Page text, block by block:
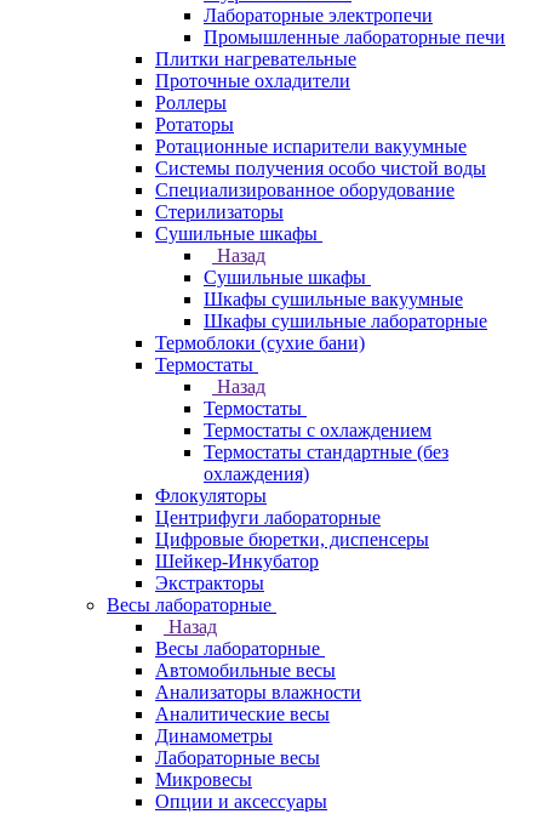
Лабораторные электропечи
Промышленные лабораторные печи
Плитки нагревательные
Проточные охладители
Роллеры
Ротаторы
Ротационные испарители вакуумные
Системы получения особо чистой воды
Специализированное оборудование
Стерилизаторы
Сушильные шкафы
Назад
Сушильные шкафы
Шкафы сушильные вакуумные
Шкафы сушильные лабораторные
Термоблоки (сухие бани)
Термостаты
Назад
Термостаты
Термостаты с охлаждением
Термостаты стандартные (без
охлаждения)
Флокуляторы
Центрифуги лабораторные
Цифровые бюретки, диспенсеры
Шейкер-Инкубатор
Экстракторы
Весы лабораторные
Назад
Весы лабораторные
Автомобильные весы
Анализаторы влажности
Аналитические весы
Динамометры
Лабораторные весы
Микровесы
Опции и аксессуары